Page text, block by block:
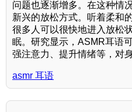
问题也逐渐增多。在这种情
新兴的放松方式。听着柔和
很多人可以很快地进入放松
眠。研究显示，ASMR耳语
强注意力、提升情绪等，对
asmr 耳语